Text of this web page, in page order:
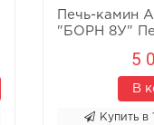
Печь-камин
"БОРН 8У"
5
В
Купить в